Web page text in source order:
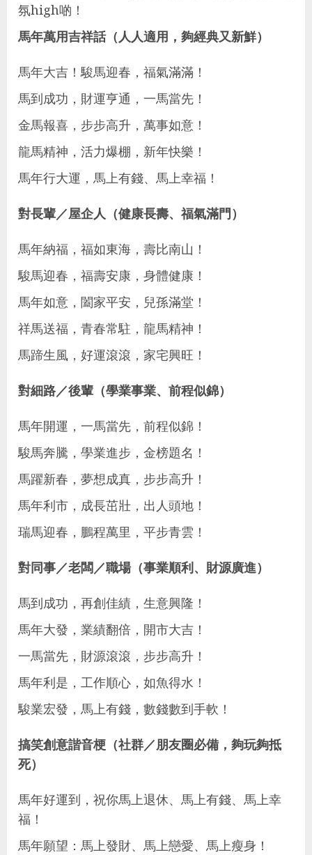
氛high啲！
馬年萬用吉祥話（人人適用，夠經典又新鮮）
馬年大吉！駿馬迎春，福氣滿滿！
馬到成功，財運亨通，一馬當先！
金馬報喜，步步高升，萬事如意！
龍馬精神，活力爆棚，新年快樂！
馬年行大運，馬上有錢、馬上幸福！
對長輩／屋企人（健康長壽、福氣滿門）
馬年納福，福如東海，壽比南山！
駿馬迎春，福壽安康，身體健康！
馬年如意，闔家平安，兒孫滿堂！
祥馬送福，青春常駐，龍馬精神！
馬蹄生風，好運滾滾，家宅興旺！
對細路／後輩（學業事業、前程似錦）
馬年開運，一馬當先，前程似錦！
駿馬奔騰，學業進步，金榜題名！
馬躍新春，夢想成真，步步高升！
馬年利市，成長茁壯，出人頭地！
瑞馬迎春，鵬程萬里，平步青雲！
對同事／老闆／職場（事業順利、財源廣進）
馬到成功，再創佳績，生意興隆！
馬年大發，業績翻倍，開市大吉！
一馬當先，財源滾滾，步步高升！
馬年利是，工作順心，如魚得水！
駿業宏發，馬上有錢，數錢數到手軟！
搞笑創意諧音梗（社群／朋友圈必備 ，夠玩夠抵
死）
馬年好運到，祝你馬上退休、馬上有錢、馬上幸
福！
馬年願望：馬上發財、馬上戀愛、馬上瘦身！